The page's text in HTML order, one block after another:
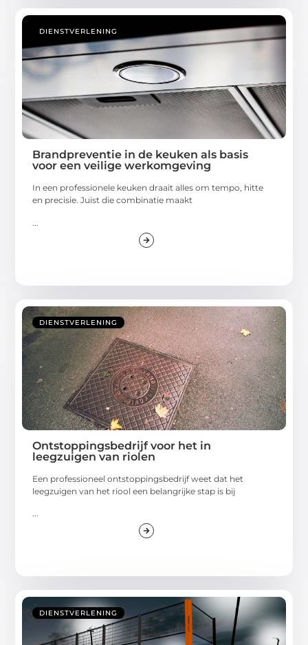
DIENSTVERLENING
Brandpreventie in de keuken als basis
voor een veilige werkomgeving
In een professionele keuken draait alles om tempo, hitte
en precisie. Juist die combinatie maakt
DIENSTVERLENING
Ontstoppingsbedrijf voor het in
leegzuigen van riolen
Een professioneel ontstoppingsbedrijf weet dat het
leegzuigen van het riool een belangrijke stap is bij
...
DIENSTVERLENING